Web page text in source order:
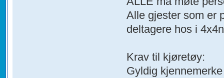
Alle gjester som er
deltagere hos i
Krav til kjøretøy:
Gyldig